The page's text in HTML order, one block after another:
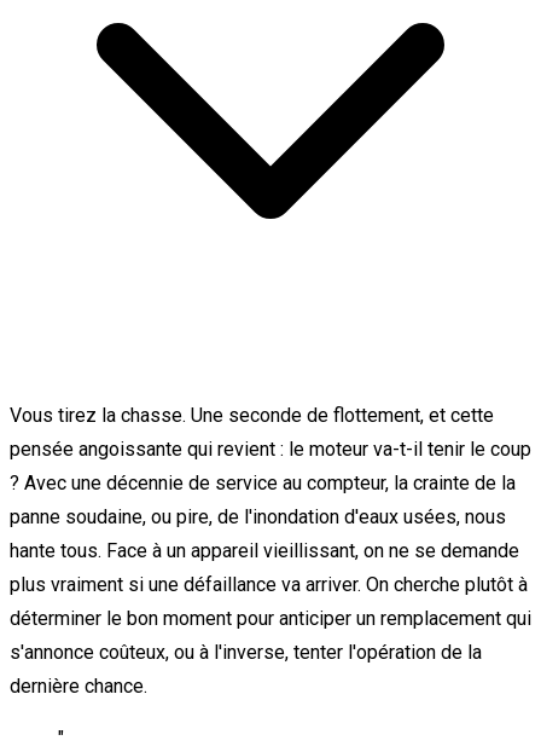
Vous tirez la chasse. Une seconde de flottement, et cette
pensée angoissante qui revient : le moteur va-t-il tenir le coup
? Avec une décennie de service au compteur, la crainte de la
panne soudaine, ou pire, de l'inondation d'eaux usées, nous
hante tous. Face à un appareil vieillissant, on ne se demande
plus vraiment si une défaillance va arriver. On cherche plutôt à
déterminer le bon moment pour anticiper un remplacement qui
s'annonce coûteux, ou à l'inverse, tenter l'opération de la
dernière chance.
"